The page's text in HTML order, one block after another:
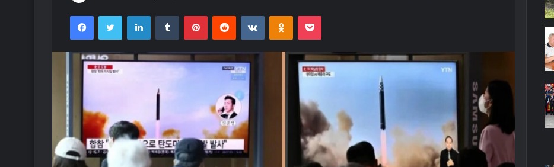
FacebookTwitter LinkedInTumblr PinterestReddit VKontakteOdnoklassniki
Pocket